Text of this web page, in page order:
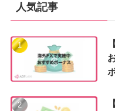
人気記事